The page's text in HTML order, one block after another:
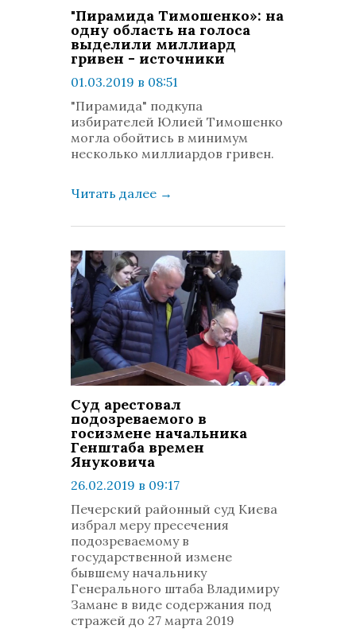
"Пирамида Тимошенко»: на
одну область на голоса
выделили миллиард
гривен - источники
01.03.2019 в 08:51
просмотров: 1360
комментариев: 0
"Пирамида" подкупа
избирателей Юлией Тимошенко
могла обойтись в минимум
несколько миллиардов гривен.
Читать далее →
Суд арестовал
подозреваемого в
госизмене начальника
Генштаба времен
Януковича
26.02.2019 в 09:17
просмотров: 1442
комментариев: 0
Печерский районный суд Киева
избрал меру пресечения
подозреваемому в
государственной измене
бывшему начальнику
Генерального штаба Владимиру
Замане в виде содержания под
стражей до 27 марта 2019